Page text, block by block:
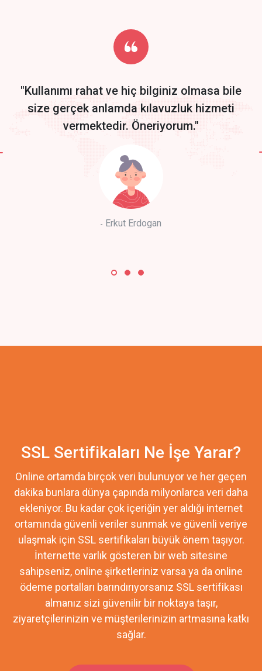
Start by trying our service for 30 days free trial no credit card
required.
"Kullanımı rahat ve hiç bilginiz olmasa bile
size gerçek anlamda kılavuzluk hizmeti
vermektedir. Öneriyorum."
Erkut Erdogan
SSL Sertifikaları Ne İşe Yarar?
Online ortamda birçok veri bulunuyor ve her geçen
dakika bunlara dünya çapında milyonlarca veri daha
ekleniyor. Bu kadar çok içeriğin yer aldığı internet
ortamında güvenli veriler sunmak ve güvenli veriye
ulaşmak için SSL sertifikaları büyük önem taşıyor.
İnternette varlık gösteren bir web sitesine
sahipseniz, online şirketleriniz varsa ya da online
ödeme portalları barındırıyorsanız SSL sertifikası
almanız sizi güvenilir bir noktaya taşır,
ziyaretçilerinizin ve müşterilerinizin artmasına katkı
sağlar.